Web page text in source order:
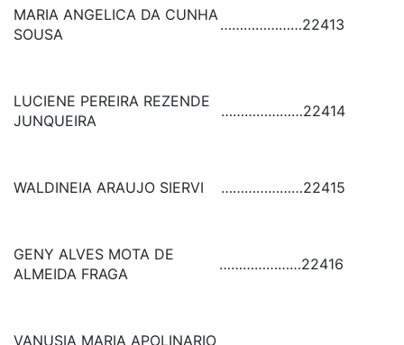
MARIA ANGELICA DA CUNHA
SOUSA
…………………22413
LUCIENE PEREIRA REZENDE
JUNQUEIRA
…………………22414
WALDINEIA ARAUJO SIERVI …………………22415
GENY ALVES MOTA DE
ALMEIDA FRAGA
…………………22416
VANUSIA MARIA APOLINARIO